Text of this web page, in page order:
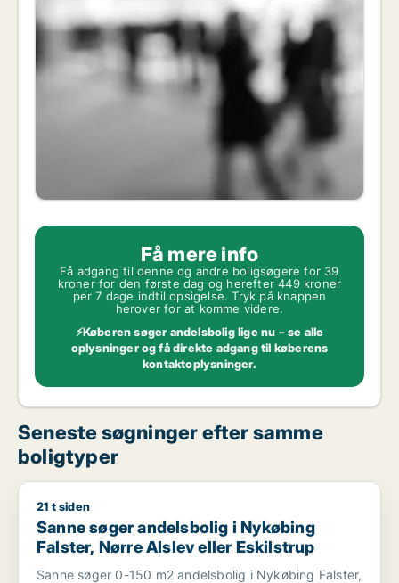
Få mere info
Få adgang til denne og andre boligsøgere for 39
kroner for den første dag og herefter 449 kroner
per 7 dage indtil opsigelse. Tryk på knappen
herover for at komme videre.
⚡Køberen søger andelsbolig lige nu – se alle
oplysninger og få direkte adgang til køberens
kontaktoplysninger.
Seneste søgninger efter samme
boligtyper
Sanne søger andelsbolig i Nykøbing Falster, Nørre Alslev
21 t siden
Sanne søger andelsbolig i Nykøbing
Falster, Nørre Alslev eller Eskilstrup
Sanne søger 0-150 m2 andelsbolig i Nykøbing Falster,